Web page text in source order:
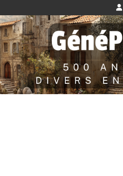
Aller
au
contenu
GénéProvence
500 ans de faits divers en Provence